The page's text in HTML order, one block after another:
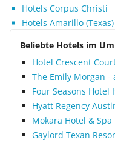
Hotels Corpus Christi
Hotels Amarillo (Texas)
Beliebte Hotels im
Hotel Crescent
The Emily Morgan -
Four Seasons Hotel
Hyatt Regency
Mokara Hotel & Spa
Gaylord Texan